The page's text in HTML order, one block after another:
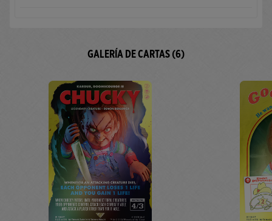
GALERÍA DE CARTAS (6)